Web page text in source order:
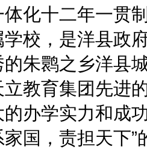
化十二年一贯
校，是洋县政
朱鹮之乡洋县
教育集团先进
办学实力和成
国，责担天下